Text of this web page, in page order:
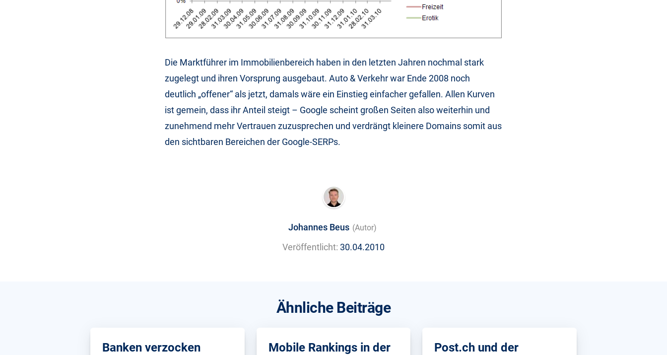
Die Marktführer im Immobilienbereich haben in den letzten Jahren nochmal stark
zugelegt und ihren Vorsprung ausgebaut. Auto & Verkehr war Ende 2008 noch
deutlich „offener“ als jetzt, damals wäre ein Einstieg einfacher gefallen. Allen Kurven
ist gemein, dass ihr Anteil steigt – Google scheint großen Seiten also weiterhin und
zunehmend mehr Vertrauen zuzusprechen und verdrängt kleinere Domains somit aus
den sichtbaren Bereichen der Google-SERPs.
Johannes Beus (Autor)
Veröffentlicht: 30.04.2010
Ähnliche Beiträge
Banken verzocken
Mobile Rankings in der
Post.ch und der